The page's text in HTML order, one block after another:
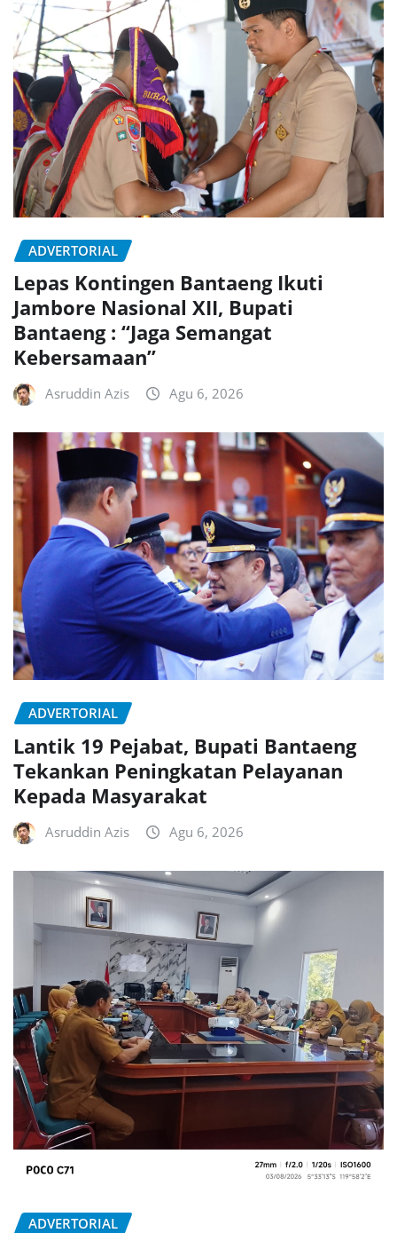
ADVERTORIAL
Lepas Kontingen Bantaeng Ikuti
Jambore Nasional XII, Bupati
Bantaeng : “Jaga Semangat
Kebersamaan”
Asruddin Azis Agu 6, 2026
ADVERTORIAL
Lantik 19 Pejabat, Bupati Bantaeng
Tekankan Peningkatan Pelayanan
Kepada Masyarakat
Asruddin Azis Agu 6, 2026
ADVERTORIAL